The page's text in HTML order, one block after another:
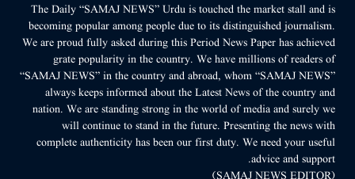
The Daily “SAMAJ NEWS” Urdu is touched the market stall and is
becoming popular among people due to its distinguished journalism.
We are proud fully asked during this Period News Paper has achieved
grate popularity in the country. We have millions of readers of
“SAMAJ NEWS” in the country and abroad, whom “SAMAJ NEWS”
always keeps informed about the Latest News of the country and
nation. We are standing strong in the world of media and surely we
will continue to stand in the future. Presenting the news with
complete authenticity has been our first duty. We need your useful
advice and support.
(SAMAJ NEWS EDITOR)